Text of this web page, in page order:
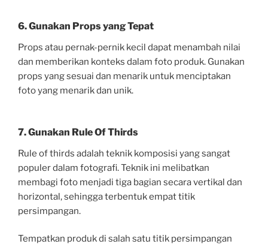
6. Gunakan Props yang Tepat
Props atau pernak-pernik kecil dapat menambah nilai
dan memberikan konteks dalam foto produk. Gunakan
props yang sesuai dan menarik untuk menciptakan
foto yang menarik dan unik.
7. Gunakan Rule Of Thirds
Rule of thirds adalah teknik komposisi yang sangat
populer dalam fotografi. Teknik ini melibatkan
membagi foto menjadi tiga bagian secara vertikal dan
horizontal, sehingga terbentuk empat titik
persimpangan.
Tempatkan produk di salah satu titik persimpangan